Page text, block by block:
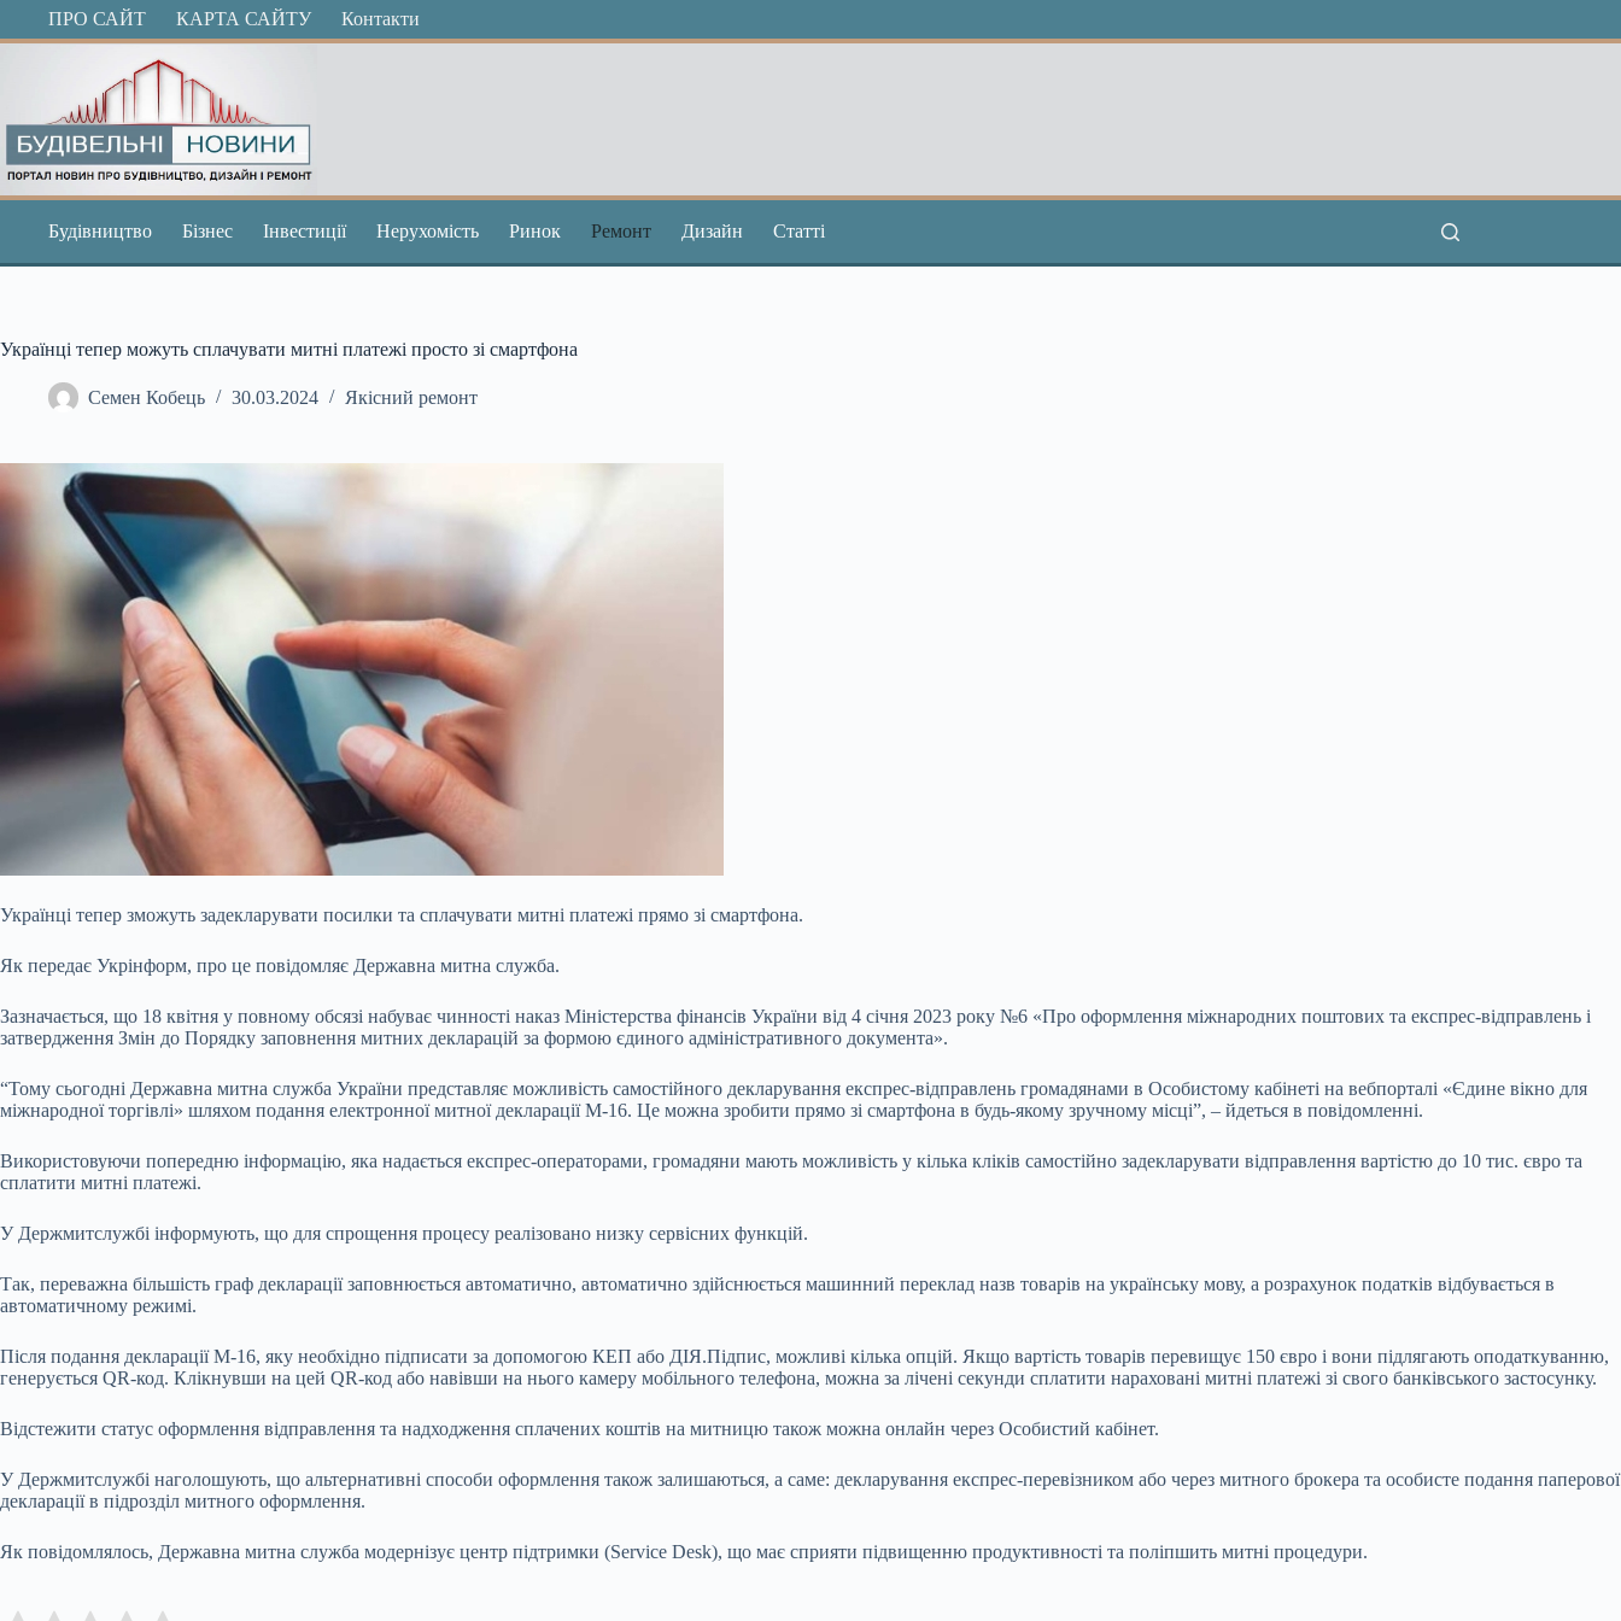
ПерейтиПРО САЙТ КАРТА САЙТУ Контакти
Будівництво Бізнес Інвестиції Нерухомість Ринок Ремонт Дизайн Статті
Українці тепер можуть сплачувати митні платежі просто зі смартфона
Семен Кобець 30.03.2024 Якісний ремонт
Українці тепер зможуть задекларувати посилки та сплачувати митні платежі прямо зі смартфона.
Як передає Укрінформ, про це повідомляє Державна митна служба.
Зазначається, що 18 квітня у повному обсязі набуває чинності наказ Міністерства фінансів України від 4 січня 2023 року №6 «Про оформлення міжнародних поштових та експрес-відправлень і
затвердження Змін до Порядку заповнення митних декларацій за формою єдиного адміністративного документа».
“Тому сьогодні Державна митна служба України представляє можливість самостійного декларування експрес-відправлень громадянами в Особистому кабінеті на вебпорталі «Єдине вікно для
міжнародної торгівлі» шляхом подання електронної митної декларації М-16. Це можна зробити прямо зі смартфона в будь-якому зручному місці”, – йдеться в повідомленні.
Використовуючи попередню інформацію, яка надається експрес-операторами, громадяни мають можливість у кілька кліків самостійно задекларувати відправлення вартістю до 10 тис. євро та
сплатити митні платежі.
У Держмитслужбі інформують, що для спрощення процесу реалізовано низку сервісних функцій.
Так, переважна більшість граф декларації заповнюється автоматично, автоматично здійснюється машинний переклад назв товарів на українську мову, а розрахунок податків відбувається в
автоматичному режимі.
Після подання декларації М-16, яку необхідно підписати за допомогою КЕП або ДІЯ.Підпис, можливі кілька опцій. Якщо вартість товарів перевищує 150 євро і вони підлягають оподаткуванню,
генерується QR-код. Клікнувши на цей QR-код або навівши на нього камеру мобільного телефона, можна за лічені секунди сплатити нараховані митні платежі зі свого банківського застосунку.
Відстежити статус оформлення відправлення та надходження сплачених коштів на митницю також можна онлайн через Особистий кабінет.
У Держмитслужбі наголошують, що альтернативні способи оформлення також залишаються, а саме: декларування експрес-перевізником або через митного брокера та особисте подання паперової
декларації в підрозділ митного оформлення.
Як повідомлялось, Державна митна служба модернізує центр підтримки (Service Desk), що має сприяти підвищенню продуктивності та поліпшить митні процедури.